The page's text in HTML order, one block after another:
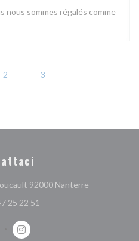
nous sommes régalés comme
2 3
92000 Nanterre((apre una
25 22 51
((apre una nuova finestra))
Instagram ((apre una nuova